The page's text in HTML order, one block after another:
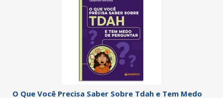
O Que Você Precisa Saber Sobre Tdah e Tem Medo